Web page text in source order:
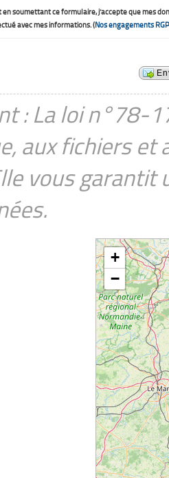
en soumettant ce formulaire, j’accepte que mes
avec mes informations. (Nos engagements
: La loi n°78-
aux fichiers et
vous garantit
+
−